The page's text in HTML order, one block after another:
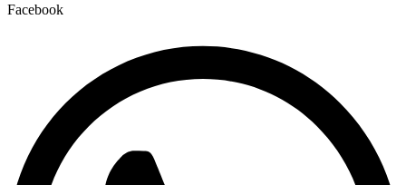
Facebook